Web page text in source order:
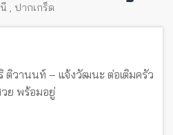
, ปากเกร็ด
ติวานนท์ – แจ้งวัฒนะ ต่อเติมครัว
ย พร้อมอยู่